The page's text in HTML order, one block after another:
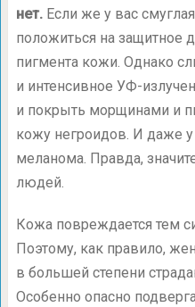
нет. Если же у вас
положиться на защитное
пигмента кожи. Однако
и интенсивное УФ-
и покрыть морщинами и
кожу негроидов. И даже у
меланома. Правда,
людей.
Кожа повреждается тем
Поэтому, как правило,
в большей степени
Особенно опасно